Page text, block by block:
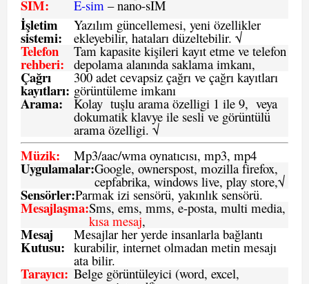
SIM: E-sim – nano-sIM
İşletim
sistemi:
Yazılım güncellemesi, yeni özellikler
ekleyebilir, hataları düzeltebilir. √
Telefon
rehberi:
Tam kapasite kişileri kayıt etme ve telefon
depolama alanında saklama imkanı,
Çağrı
kayıtları:
300 adet cevapsiz çağrı ve çağrı kayıtları
görüntüleme imkanı
Arama: Kolay tuşlu arama özelligi 1 ile 9, veya
dokumatik klavye ile sesli ve görüntülü
arama özelligi. √
Müzik: Mp3/aac/wma oynatıcısı, mp3, mp4
Uygulamalar:Google, ownerspost, mozilla firefox,
cepfabrika, windows live, play store,√
Sensörler:Parmak izi sensörü, yakınlık sensörü.
Mesajlaşma:Sms, ems, mms, e-posta, multi media,
kısa mesaj,
Mesaj
Kutusu:
Mesajlar her yerde insanlarla bağlantı
kurabilir, internet olmadan metin mesajı
ata bilir.
Tarayıcı: Belge görüntüleyici (word, excel,